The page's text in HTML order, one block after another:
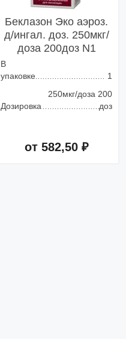
Беклазон Эко аэроз.
д/ингал. доз. 250мкг/
доза 200доз N1
В
упаковке
1
Дозировка
250мкг/доза 200
доз
от 582,50 ₽